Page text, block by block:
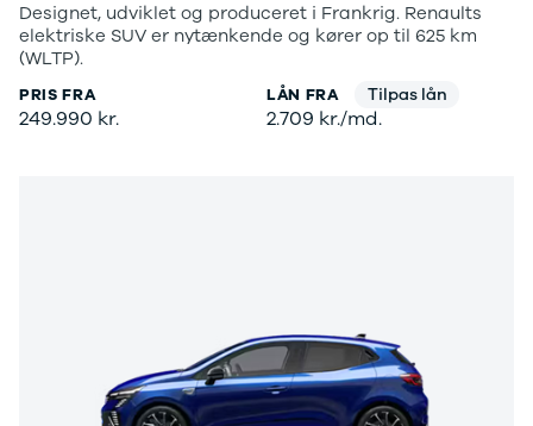
Designet, udviklet og produceret i Frankrig. Renaults
elektriske SUV er nytænkende og kører op til 625 km
(WLTP).
PRIS FRA
249.990 kr.
LÅN FRA Tilpas lån
2.709 kr./md.